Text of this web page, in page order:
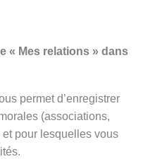
« Mes relations » dans
permet d’enregistrer
(associations,
pour lesquelles vous